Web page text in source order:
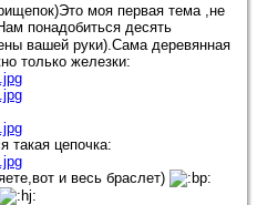
моя первая тема ,не
понадобиться десять
вашей руки).Сама деревянная
только железки:
такая цепочка:
и весь браслет)